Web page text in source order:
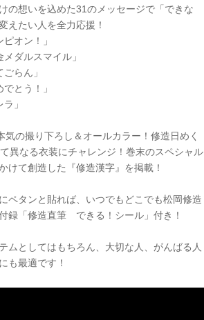
の想いを込めた31のメッセージで「できな
えたい人を全力応援！
オン！」
ダルスマイル」
らん」
とう！」
」
の撮り下ろし＆オールカラー！修造日めく
異なる衣装にチャレンジ！巻末のスペシャル
けて創造した『修造漢字』を掲載！
ペタンと貼れば、いつでもどこでも松岡修造
録「修造直筆 できる！シール」付き！
ムとしてはもちろん、大切な人、がんばる人
も最適です！